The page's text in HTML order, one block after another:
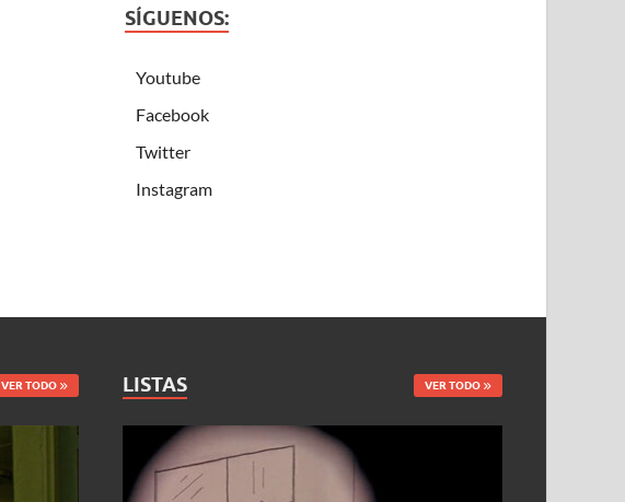
SÍGUENOS:
Youtube
Facebook
Twitter
Instagram
VER TODO LISTAS VER TODO